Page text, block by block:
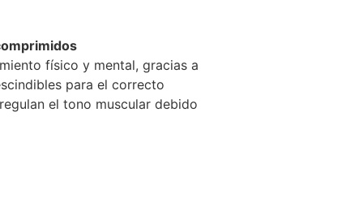
físico y mental, gracias a
para el correcto
regulan el tono muscular debido